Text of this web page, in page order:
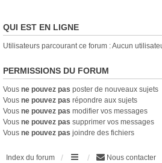
QUI EST EN LIGNE
Utilisateurs parcourant ce forum : Aucun
PERMISSIONS DU FORUM
Vous ne pouvez pas poster de nouveaux sujets
Vous ne pouvez pas répondre aux sujets
Vous ne pouvez pas modifier vos messages
Vous ne pouvez pas supprimer vos messages
Vous ne pouvez pas joindre des fichiers
Index du forum Nous contacter